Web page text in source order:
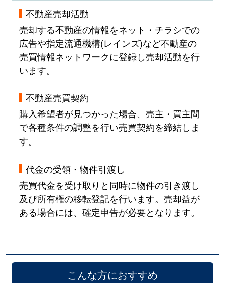
不動産売却活動
売却する不動産の情報をネット・チラシでの
広告や指定流通機構(レインズ)など不動産の
売買情報ネットワークに登録し売却活動を行
います。
不動産売買契約
購入希望者が見つかった場合、売主・買主間
で各種条件の調整を行い売買契約を締結しま
す。
代金の受領・物件引渡し
売買代金を受け取りと同時に物件の引き渡し
及び所有権の移転登記を行います。売却益が
ある場合には、確定申告が必要となります。
こんな方におすすめ